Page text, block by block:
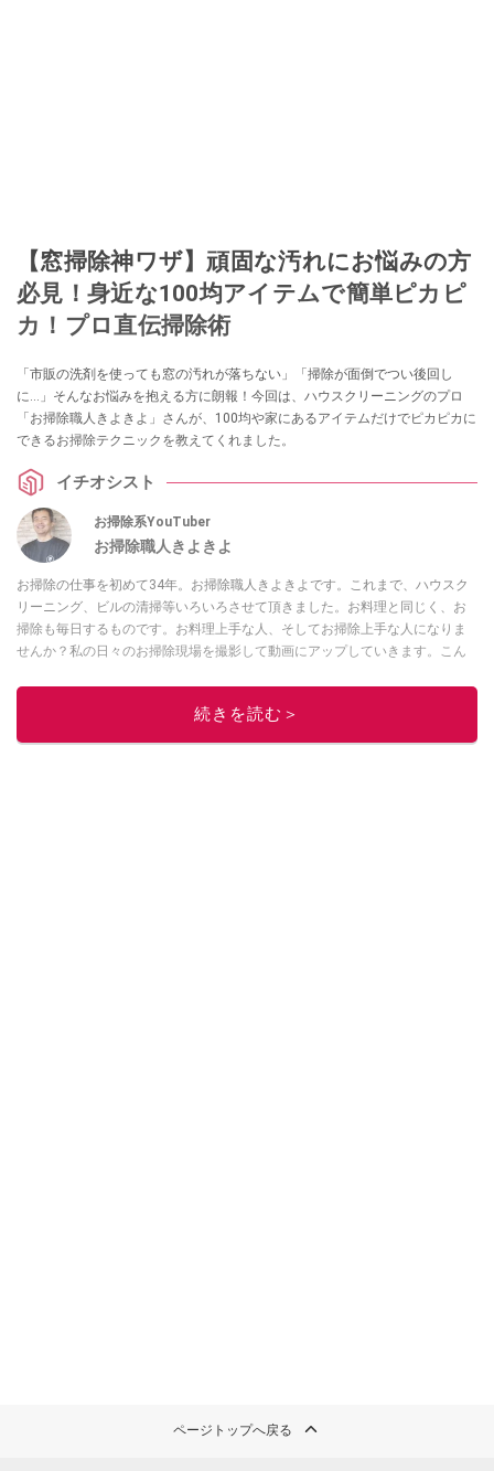
【窓掃除神ワザ】頑固な汚れにお悩みの方
必見！身近な100均アイテムで簡単ピカピ
カ！プロ直伝掃除術
「市販の洗剤を使っても窓の汚れが落ちない」「掃除が面倒でつい後回し
に…」そんなお悩みを抱える方に朗報！今回は、ハウスクリーニングのプロ
「お掃除職人きよきよ」さんが、100均や家にあるアイテムだけでピカピカに
できるお掃除テクニックを教えてくれました。
イチオシスト
お掃除系YouTuber
お掃除職人きよきよ
お掃除の仕事を初めて34年。お掃除職人きよきよです。これまで、ハウスク
リーニング、ビルの清掃等いろいろさせて頂きました。お料理と同じく、お
掃除も毎日するものです。お料理上手な人、そしてお掃除上手な人になりま
せんか？私の日々のお掃除現場を撮影して動画にアップしていきます。こん
チラ！
続きを読む＞
ページトップへ戻る